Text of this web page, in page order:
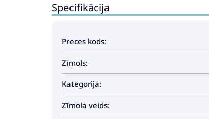
Specifikācija
Preces kods:
Zīmols:
Kategorija:
Zīmola veids: